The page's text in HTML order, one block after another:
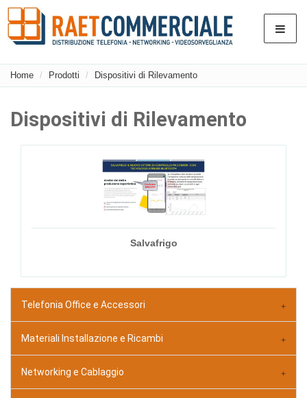
Home Prodotti Dispositivi di Rilevamento
Dispositivi di Rilevamento
Salvafrigo
Telefonia Office e Accessori
Materiali Installazione e Ricambi
Networking e Cablaggio